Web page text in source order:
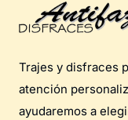
Trajes y disfraces
atención
ayudaremos a